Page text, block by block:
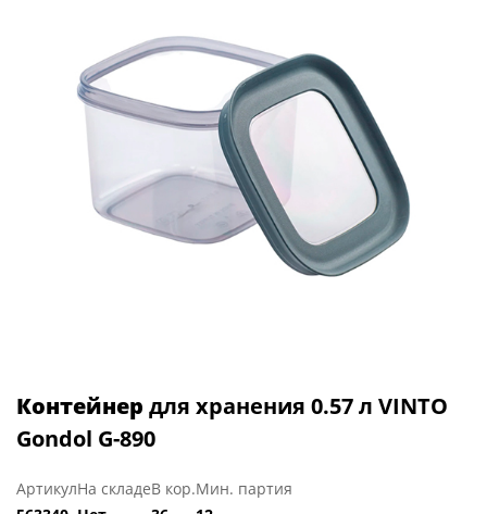
Контейнер для хранения 0.57 л VINTO
Gondol G-890
АртикулНа складеВ кор.Мин. партия